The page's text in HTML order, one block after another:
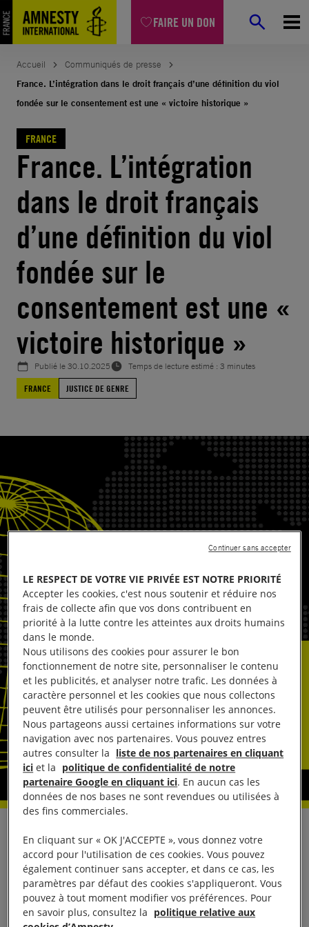
FAIRE UN DON
Aller
au
contenu
Accueil
Communiqués de presse
France. L’intégration dans le droit français d’une définition du viol
fondée sur le consentement est une « victoire historique »
FRANCE
France. L’intégration
dans le droit français
d’une définition du viol
fondée sur le
consentement est une «
victoire historique »
Publié le30.10.2025
Temps de lecture estimé : 3 minutes
FRANCE
JUSTICE DE GENRE
En réaction à un vote du Sénat français en faveur de
l’intégration d’une définition du viol fondée sur le
consentement dans le Code pénal, Lola Schulmann,
chargée de plaidoyer Justice de genre chez
Amnesty International France, a déclaré :
LE RESPECT DE VOTRE VIE PRIVÉE EST NOTRE PRIORITÉ
Accepter les cookies, c'est nous soutenir et réduire nos
frais de collecte afin que vos dons contribuent en
priorité à la lutte contre les atteintes aux droits humains
dans le monde.
Nous utilisons des cookies pour assurer le bon
fonctionnement de notre site, personnaliser le contenu
et les publicités, et analyser notre trafic. Les données à
caractère personnel et les cookies que nous collectons
peuvent être utilisés pour personnaliser les annonces.
Nous partageons aussi certaines informations sur votre
navigation avec nos partenaires. Vous pouvez entres
autres consulter la liste de nos partenaires en cliquant
ici et la politique de confidentialité de notre
partenaire Google en cliquant ici. En aucun cas les
données de nos bases ne sont revendues ou utilisées à
des fins commerciales.
En cliquant sur « OK J'ACCEPTE », vous donnez votre
accord pour l'utilisation de ces cookies. Vous pouvez
également continuer sans accepter, et dans ce cas, les
paramètres par défaut des cookies s'appliqueront. Vous
pouvez à tout moment modifier vos préférences. Pour
en savoir plus, consultez la politique relative aux
Continuer sans accepter